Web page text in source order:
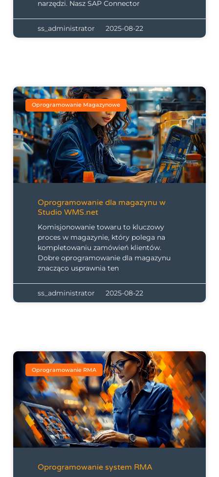
narzędzi. Nasz SAP Connector
ss_administrator 2025-08-22
Oprogramowanie Magazynowe
Oprogramowanie dla magazynu w
Studio WMS.net
Komisjonowanie towaru to kluczowy
proces w magazynie, który polega na
kompletowaniu zamówień klientów.
Dobre oprogramowanie dla magazynu
znacząco usprawnia ten
ss_administrator 2025-08-22
Oprogramowanie RMA
Oprogramowanie system RMA